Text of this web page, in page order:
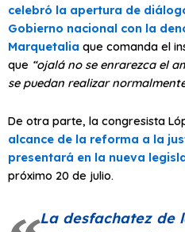
celebró la apertura de
Gobierno nacional con la
Marquetalia que comanda el
que “ojalá no se enrarezca el
se puedan realizar
De otra parte, la congresista
alcance de la reforma a la
presentará en la nueva
próximo 20 de julio.
La desfachatez de